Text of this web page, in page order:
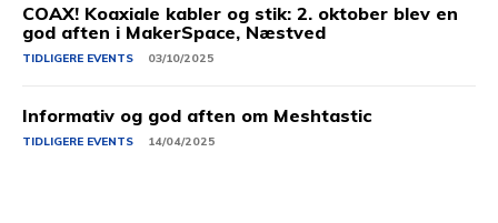
COAX! Koaxiale kabler og stik: 2. oktober blev en
god aften i MakerSpace, Næstved
TIDLIGERE EVENTS 03/10/2025
Informativ og god aften om Meshtastic
TIDLIGERE EVENTS 14/04/2025